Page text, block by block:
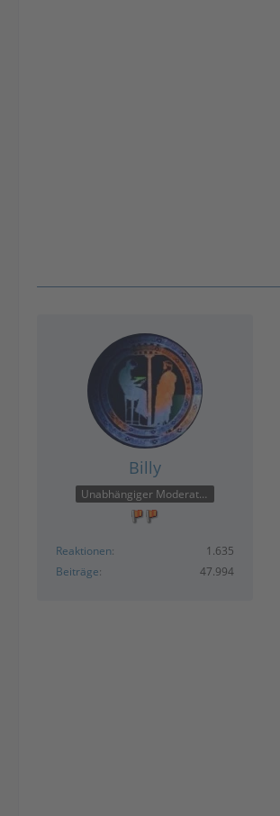
Billy
Unabhängiger Moderator
Reaktionen
1.635
Beiträge
47.994